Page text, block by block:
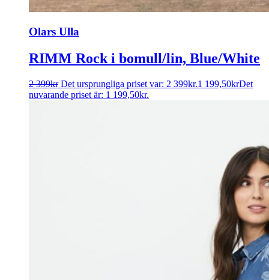
Olars Ulla
RIMM Rock i bomull/lin, Blue/White
2 399kr Det ursprungliga priset var: 2 399kr.1 199,50krDet
nuvarande priset är: 1 199,50kr.